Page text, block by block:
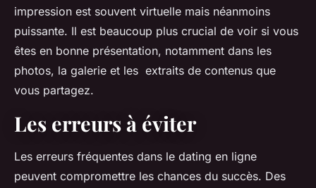
impression est souvent virtuelle mais néanmoins
puissante. Il est beaucoup plus crucial de voir si vous
êtes en bonne présentation, notamment dans les
photos, la galerie et les extraits de contenus que
vous partagez.
Les erreurs à éviter
Les erreurs fréquentes dans le dating en ligne
peuvent compromettre les chances du succès. Des